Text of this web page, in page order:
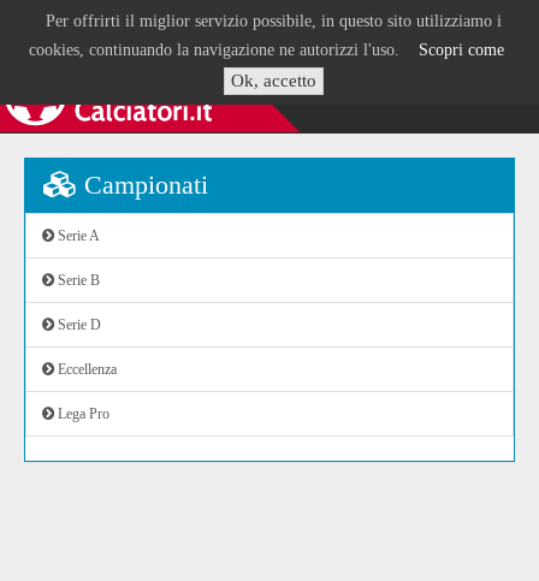
Per offrirti il miglior servizio possibile, in questo sito utilizziamo i
cookies, continuando la navigazione ne autorizzi l'uso. Scopri come
Ok, accetto
Campionati
Serie A
Serie B
Serie D
Eccellenza
Lega Pro